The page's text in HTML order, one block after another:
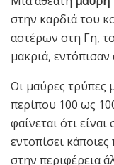
στην καρδιά του
αστέρων στη Γη,
μακριά,
Οι μαύρες τρύπες
περίπου 100 ως
φαίνεται ότι
εντοπίσει
στην περιφέρεια